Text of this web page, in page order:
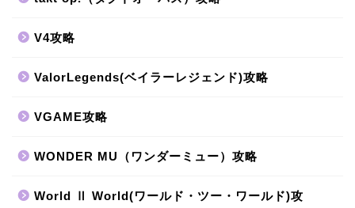
V4攻略
ValorLegends(ベイラーレジェンド)攻略
VGAME攻略
WONDER MU（ワンダーミュー）攻略
World Ⅱ World(ワールド・ツー・ワールド)攻